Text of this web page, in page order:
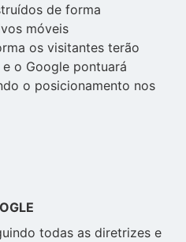
de forma
móveis
os visitantes terão
o Google pontuará
o posicionamento nos
todas as diretrizes e